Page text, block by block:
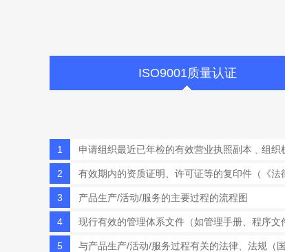
ISO9001质量认证
1 申请组织最近已年检的有效营业执照副本﹑组
2 有效期内的资质证明、许可证等的复印件（《法
3 产品生产/活动/服务的主要过程的流程图
4 现行有效的管理体系文件（如管理手册、程序文
5 与产品生产/活动/服务过程有关的法律、法规（